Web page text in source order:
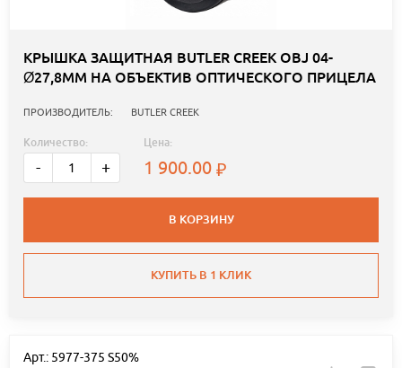
КРЫШКА ЗАЩИТНАЯ BUTLER CREEK OBJ 04-
Ø27,8ММ НА ОБЪЕКТИВ ОПТИЧЕСКОГО ПРИЦЕЛА
ПРОИЗВОДИТЕЛЬ: BUTLER CREEK
Количество:
- +
Цена:
1 900.00
В КОРЗИНУ
КУПИТЬ В 1 КЛИК
Арт.: 5977-375 S50%